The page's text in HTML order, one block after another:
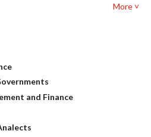
More ˅
and Finance